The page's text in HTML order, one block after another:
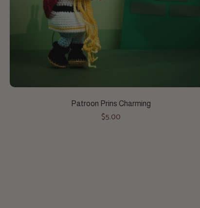
Toevoegen aan winkelwagen
Patroon Prins Charming
$5.00